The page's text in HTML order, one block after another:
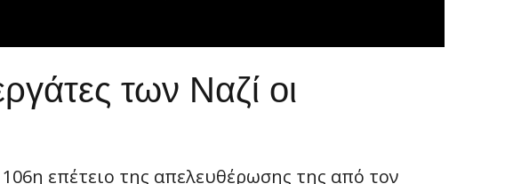
των Ναζί οι
επέτειο της απελευθέρωσης της από τον